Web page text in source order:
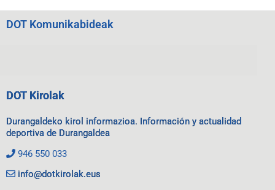
DOT Komunikabideak
DOT Kirolak
Durangaldeko kirol informazioa. Información y actualidad
deportiva de Durangaldea
946 550 033
info@dotkirolak.eus